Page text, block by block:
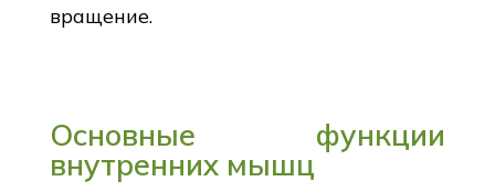
вращение.
Основные функции
внутренних мышц